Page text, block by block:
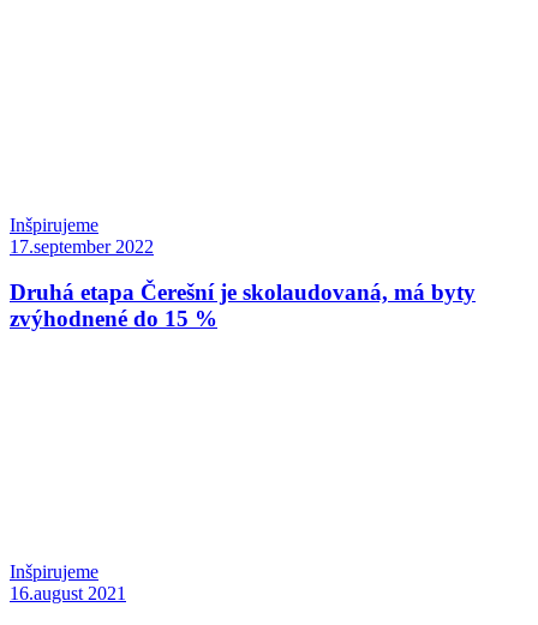
Inšpirujeme
17.september 2022
Druhá etapa Čerešní je skolaudovaná, má byty
zvýhodnené do 15 %
Inšpirujeme
16.august 2021